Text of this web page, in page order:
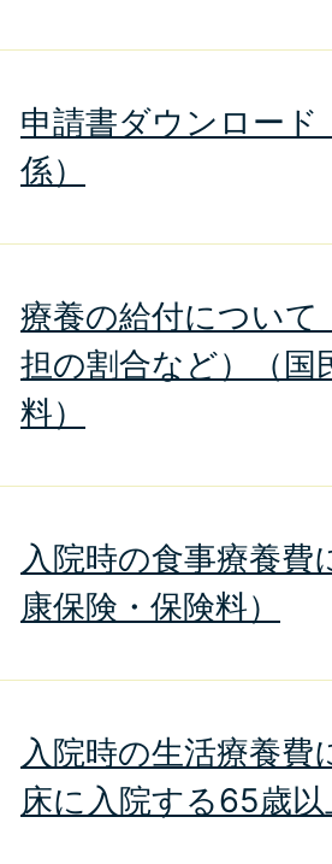
申請書ダウンロード
係）
療養の給付について
担の割合など）（国
料）
入院時の食事療養費
康保険・保険料）
入院時の生活療養費
床に入院する65歳